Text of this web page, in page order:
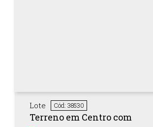
Lote Cód: 38530
Terreno em Centro com